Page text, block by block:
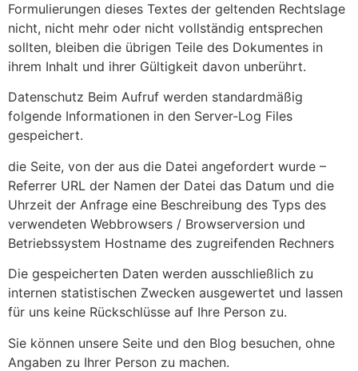
Formulierungen dieses Textes der geltenden Rechtslage
nicht, nicht mehr oder nicht vollständig entsprechen
sollten, bleiben die übrigen Teile des Dokumentes in
ihrem Inhalt und ihrer Gültigkeit davon unberührt.
Datenschutz Beim Aufruf werden standardmäßig
folgende Informationen in den Server-Log Files
gespeichert.
die Seite, von der aus die Datei angefordert wurde –
Referrer URL der Namen der Datei das Datum und die
Uhrzeit der Anfrage eine Beschreibung des Typs des
verwendeten Webbrowsers / Browserversion und
Betriebssystem Hostname des zugreifenden Rechners
Die gespeicherten Daten werden ausschließlich zu
internen statistischen Zwecken ausgewertet und lassen
für uns keine Rückschlüsse auf Ihre Person zu.
Sie können unsere Seite und den Blog besuchen, ohne
Angaben zu Ihrer Person zu machen.